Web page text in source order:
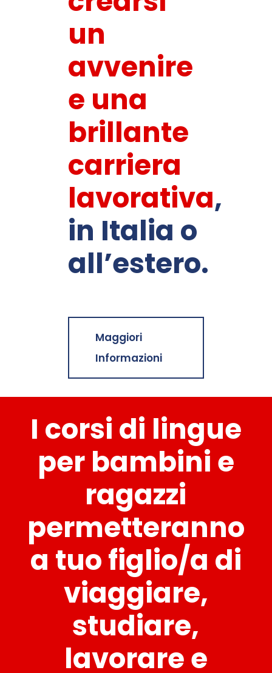
un
avvenire
e una
brillante
carriera
lavorativa,
in Italia o
all’estero.
Maggiori
Informazioni
I corsi di lingue
per bambini e
ragazzi
permetteranno
a tuo figlio/a di
viaggiare,
studiare,
lavorare e